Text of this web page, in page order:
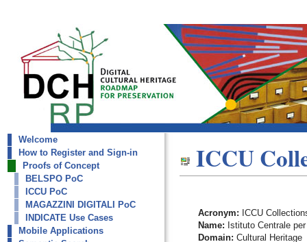
dch-rp
ICCU Collections
Welcome
How to Register and Sign-in
Proofs of Concept
BELSPO PoC
ICCU PoC
MAGAZZINI DIGITALI PoC
INDICATE Use Cases
Mobile Applications
ICCU
Acronym: ICCU
Name: Istituto Centrale
Domain: Cultural Heritage